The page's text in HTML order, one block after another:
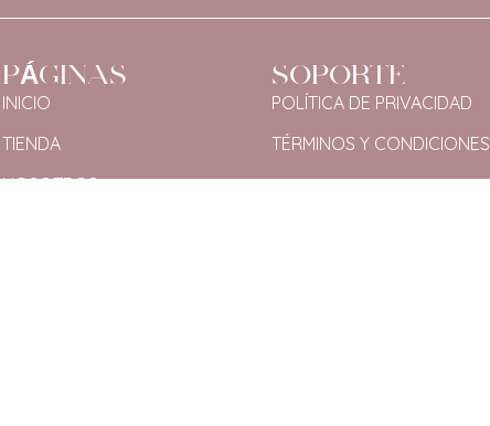
PÁGINAS
INICIO
TIENDA
NOSOTROS
SOPORTE
POLÍTICA DE PRIVACIDAD
TÉRMINOS Y CONDICIONES